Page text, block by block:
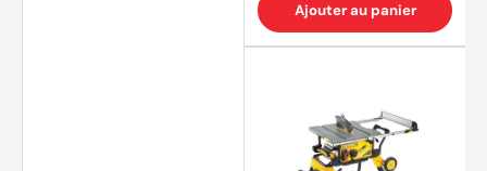
Ajouter au panier